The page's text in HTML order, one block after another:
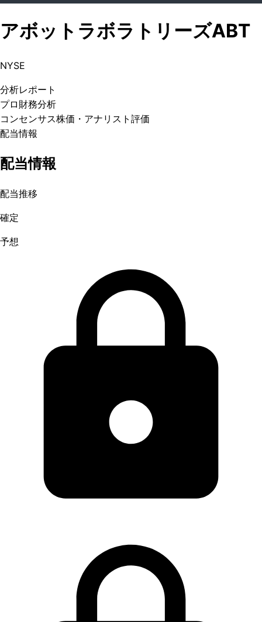
アボットラボラトリーズABT
NYSE
分析レポート
プロ 財務分析
コンセンサス株価 ・アナリスト評価
配当情報
配当情報
配当推移
確定
予想